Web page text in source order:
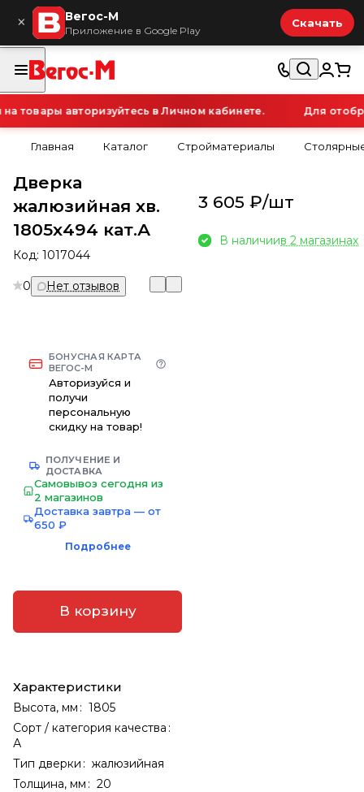
× Вегос-М
Приложение в Google Play
Скачать
авторизуйтесь в Личном кабинете. Для
Главная Каталог Стройматериалы
Дверка
жалюзийная хв.
1805х494 кат.А
Код: 1017044
0 Нет отзывов
БОНУСНАЯ КАРТА
ВЕГОС-М
Авторизуйся и
получи
персональную
скидку на товар!
ПОЛУЧЕНИЕ И
ДОСТАВКА
Самовывоз сегодня из
2 магазинов
Доставка завтра — от
650 ₽
Подробнее
В корзину
Характеристики
Высота, мм : 1805
Сорт / категория качества :
А
Тип дверки : жалюзийная
Толщина, мм : 20
3 605 ₽/шт
В наличиив 2 магазинах